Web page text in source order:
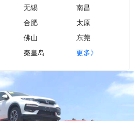
无锡
南昌
合肥
太原
佛山
东莞
秦皇岛 更多》